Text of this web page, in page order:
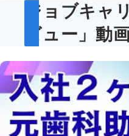
ジョブキャ
ビュー」動